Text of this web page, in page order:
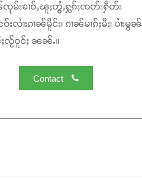
ၸုမ်းၶၢဝ်ႇၽူႈတွႆႇႁွၵ်ႈၸတ်းႁဵတ်း
လၢႆးၵၢၼ်မိူင်း၊ ၵၢၼ်မၢၵ်ႈမီး၊ ပၢႆး
လႂ်ဝူင်ႈ ၼၼ်ႉ။
Contact